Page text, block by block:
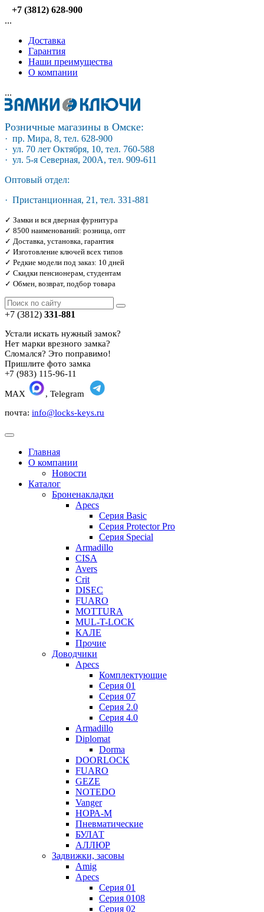
+7 (3812) 628-900
...
Доставка
Гарантия
Наши преимущества
О компании
...
Розничные магазины в Омске:
· пр. Мира, 8, тел. 628-900
· ул. 70 лет Октября, 10, тел. 760-588
· ул. 5-я Северная, 200А, тел. 909-611
Оптовый отдел:
· Пристанционная, 21, тел. 331-881
✓ Замки и вся дверная фурнитура
✓ 8500 наименований: розница, опт
✓ Доставка, установка, гарантия
✓ Изготовление ключей всех типов
✓ Редкие модели под заказ: 10 дней
✓ Скидки пенсионерам, студентам
✓ Обмен, возврат, подбор товара
+7 (3812) 331-881
Устали искать нужный замок?
Нет марки врезного замка?
Сломался? Это поправимо!
Пришлите фото замка
+7 (983) 115-96-11
MAX
, Telegram
почта: info@locks-keys.ru
Главная
О компании
Новости
Каталог
Броненакладки
Apecs
Серия Basic
Серия Protector Pro
Серия Special
Armadillo
CISA
Avers
Crit
DISEC
FUARO
MOTTURA
MUL-T-LOCK
КАЛЕ
Прочие
Доводчики
Apecs
Комплектующие
Серия 01
Серия 07
Серия 2.0
Серия 4.0
Armadillo
Diplomat
Dorma
DOORLOCK
FUARO
GEZE
NOTEDO
Vanger
НОРА-М
Пневматические
БУЛАТ
АЛЛЮР
Задвижки, засовы
Amig
Apecs
Серия 01
Серия 0108
Серия 02